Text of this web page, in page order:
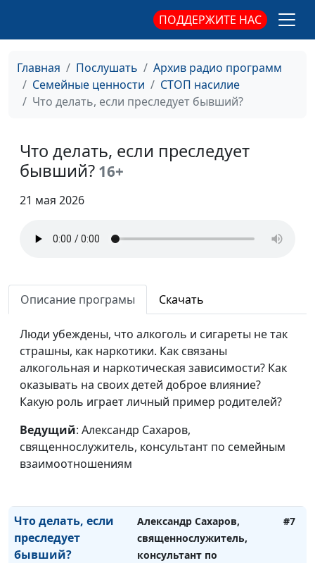
ПОДДЕРЖИТЕ НАС
Главная Послушать
Архив радио программ
Семейные ценности
СТОП насилие
Что делать, если преследует бывший?
Что делать, если преследует
бывший? 16+
21 мая 2026
Описание програмы Скачать
Люди убеждены, что алкоголь и сигареты не так
страшны, как наркотики. Как связаны
алкогольная и наркотическая зависимости? Как
оказывать на своих детей доброе влияние?
Какую роль играет личный пример родителей?
Ведущий: Александр Сахаров,
священнослужитель, консультант по семейным
взаимоотношениям
взаимоотношениям
Как оправдывают
насилие Библией?
Александр Сахаров,
священнослужитель,
консультант по семейным
взаимоотношениям
#13
после расставания
с абьюзером?
консультант по семейным
Почему так сложно
консультант по семейным
Абьюзинг: как
выключить эмоции
Александр Сахаров,
священнослужитель,
консультант по семейным
взаимоотношениям
Как восстановиться
после абьюзивных
отношений?
священнослужитель,
консультант по семейным
взаимоотношениям
Психологические
манипуляции
Александр Сахаров,
священнослужитель,
#8
Что делать, если
преследует
бывший?
Александр Сахаров,
священнослужитель,
консультант по
#7